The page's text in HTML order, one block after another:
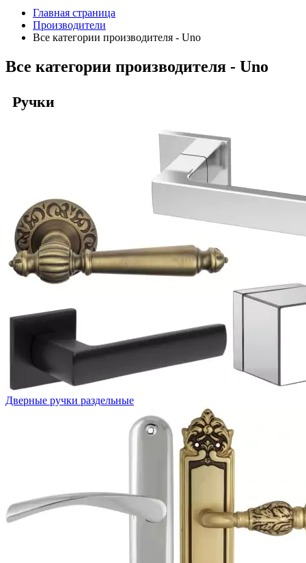
Главная страница
Производители
Все категории производителя - Uno
Все категории производителя - Uno
Ручки
Дверные ручки раздельные